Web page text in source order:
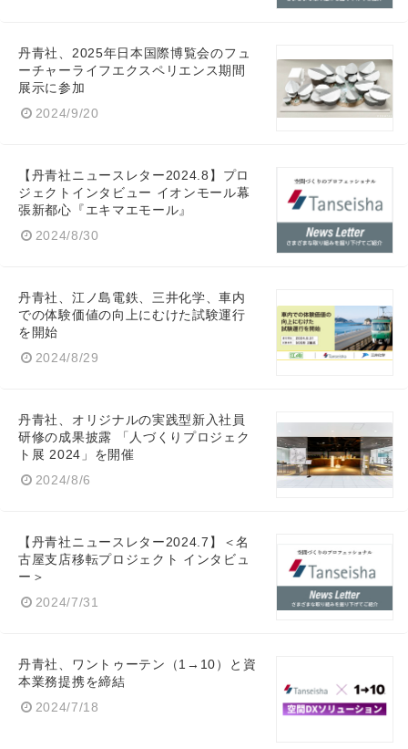
丹青社、2025年日本国際博覧会のフュ
ーチャーライフエクスペリエンス期間
展示に参加
2024/9/20
【丹青社ニュースレター2024.8】プロ
ジェクトインタビュー イオンモール幕
張新都心『エキマエモール』
2024/8/30
丹青社、江ノ島電鉄、三井化学、車内
での体験価値の向上にむけた試験運行
を開始
2024/8/29
丹青社、オリジナルの実践型新入社員
研修の成果披露 「人づくりプロジェク
ト展 2024」を開催
2024/8/6
【丹青社ニュースレター2024.7】＜名
古屋支店移転プロジェクト インタビュ
ー＞
2024/7/31
丹青社、ワントゥーテン（1→10）と資
本業務提携を締結
2024/7/18